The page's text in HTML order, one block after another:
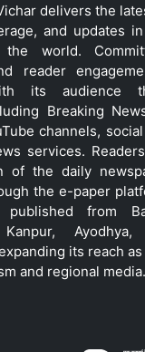
delivers the
and updates
the world.
reader
its audience
Breaking
channels,
services.
of the daily
the e-paper
from
Kanpur,
its reach
and regional media.